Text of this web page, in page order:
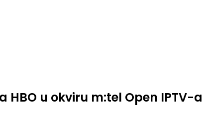
HBO u okviru m:tel Open IPTV-a